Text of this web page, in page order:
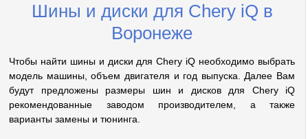
Шины и диски для Chery iQ в
Воронеже
Чтобы найти шины и диски для Chery iQ необходимо выбрать
модель машины, объем двигателя и год выпуска. Далее Вам
будут предложены размеры шин и дисков для Chery iQ
рекомендованные заводом производителем, а также
варианты замены и тюнинга.